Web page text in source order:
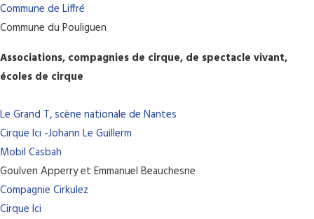
Commune de Liffré
Commune du Pouliguen
Associations, compagnies de cirque, de spectacle vivant,
écoles de cirque
Le Grand T, scène nationale de Nantes
Cirque Ici -Johann Le Guillerm
Mobil Casbah
Goulven Apperry et Emmanuel Beauchesne
Compagnie Cirkulez
Cirque Ici